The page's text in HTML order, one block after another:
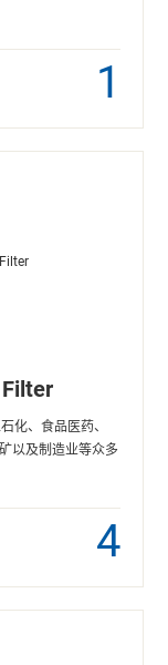
1
化、食品医药、
以及制造业等众多
4